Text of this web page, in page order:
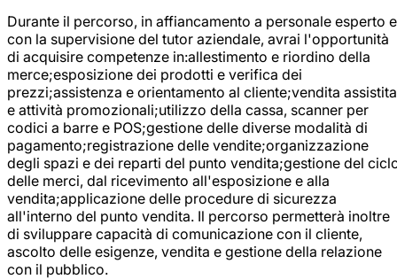
Durante il percorso, in affiancamento a personale esperto e
con la supervisione del tutor aziendale, avrai l'opportunità
di acquisire competenze in:allestimento e riordino della
merce;esposizione dei prodotti e verifica dei
prezzi;assistenza e orientamento al cliente;vendita assistita
e attività promozionali;utilizzo della cassa, scanner per
codici a barre e POS;gestione delle diverse modalità di
pagamento;registrazione delle vendite;organizzazione
degli spazi e dei reparti del punto vendita;gestione del
delle merci, dal ricevimento all'esposizione e alla
vendita;applicazione delle procedure di sicurezza
all'interno del punto vendita. Il percorso permetterà inoltre
di sviluppare capacità di comunicazione con il cliente,
ascolto delle esigenze, vendita e gestione della relazione
con il pubblico.